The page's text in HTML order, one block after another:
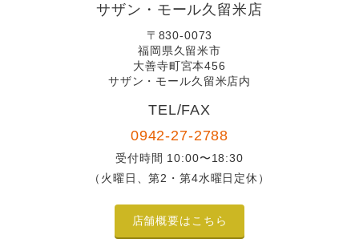
サザン・モール久留米店
〒830-0073
福岡県久留米市
大善寺町宮本456
サザン・モール久留米店内
TEL/FAX
0942-27-2788
受付時間 10:00〜18:30
（火曜日、第2・第4水曜日定休）
店舗概要はこちら